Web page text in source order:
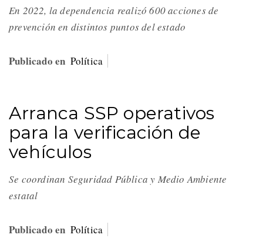
En 2022, la dependencia realizó 600 acciones de
prevención en distintos puntos del estado
Publicado en Política
Arranca SSP operativos
para la verificación de
vehículos
Se coordinan Seguridad Pública y Medio Ambiente
estatal
Publicado en Política